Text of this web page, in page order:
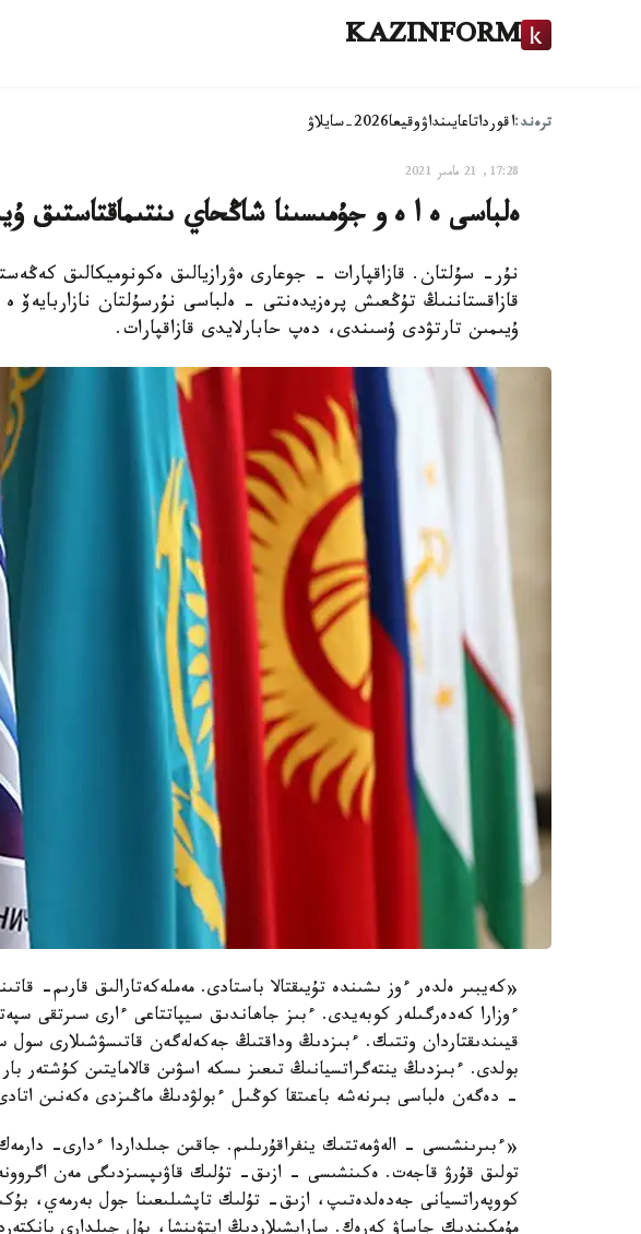
KAZINFORM
ترەند:اقورداتاعايىنداۋوقيعا2026-سايلاۋ
17:28, 21 مامىر 2021
ەلباسى ە ا ە و جۇمىسىنا شاڭحاي ىنتىماقتاستىق
نۇر- سۇلتان. قازاقپارات - جوعارى ەۋرازيالىق ەكونوميكالىق
قازاقستاننىڭ تۇڭعىش پرەزيدەنتى - ەلباسى نۇرسۇلتان نازاربايەۆ
ۇيىمىن تارتۋدى ۇسىندى، دەپ حابارلايدى قازاقپارات.
«كەيبىر ەلدەر ءوز ىشىندە تۇيىقتالا باستادى. مەملەكەتارالىق قارىم-
ءوزارا كەدەرگىلەر كوبەيدى. ءبىز جاھاندىق سيپاتتاعى ءارى سىرتقى
قيىندىقتاردان وتتىك. ءبىزدىڭ وداقتىڭ جەكەلەگەن قاتىسۋشىلارى سول
بولدى. ءبىزدىڭ ينتەگراتسيانىڭ تىعىز ىسكە اسۋىن قالامايتىن كۇشتەر
- دەگەن ەلباسى بىرنەشە باعىتقا كوڭىل ءبولۋدىڭ ماڭىزدى ەكەنىن
«ءبىرىنشىسى - الەۋمەتتىك ينفراقۇرىلىم. جاقىن جىلداردا ءدارى-
تولىق قۇرۋ قاجەت. ەكىنشىسى - ازىق- تۇلىك قاۋىپسىزدىگى مەن
كووپەراتسيانى جەدەلدەتىپ، ازىق- تۇلىك تاپشىلىعىنا جول بەرمەي،